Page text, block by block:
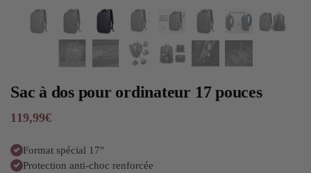
Sac à dos pour ordinateur 17 pouces
119,99€
Format spécial 17"
Protection anti-choc renforcée